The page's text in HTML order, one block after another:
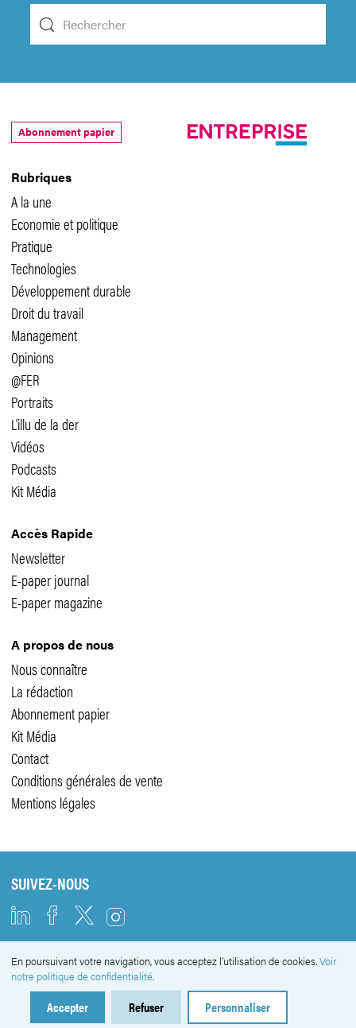
Rubriques
A la une
Economie et politique
Pratique
Technologies
Développement durable
Droit du travail
Management
Opinions
@FER
Portraits
L'illu de la der
Vidéos
Podcasts
Kit Média
Accès Rapide
Newsletter
E-paper journal
E-paper magazine
A propos de nous
Nous connaître
La rédaction
Abonnement papier
Kit Média
Contact
Conditions générales de vente
Mentions légales
Abonnement papier
SUIVEZ-NOUS
NEWSLETTER
En poursuivant votre navigation, vous acceptez l'utilisation de cookies.Voir
notre politique de confidentialité.
Accepter Refuser Personnaliser